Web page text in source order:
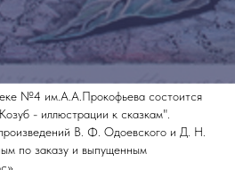
№4 им.А.А.Прокофьева состоится
- иллюстрации к сказкам".
В. Ф. Одоевского и Д. Н.
по заказу и выпущенным